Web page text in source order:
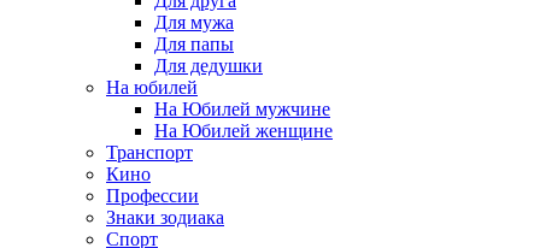
Для мужа
Для папы
Для дедушки
На юбилей
На Юбилей мужчине
На Юбилей женщине
Транспорт
Кино
Профессии
Знаки зодиака
Спорт